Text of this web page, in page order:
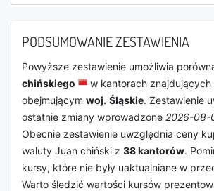
PODSUMOWANIE ZESTAWIENIA
Powyższe zestawienie umożliwia
chińskiego
w kantorach znajdujących
obejmującym woj. Śląskie. Zestawienie
ostatnie zmiany wprowadzone 2026-08-
Obecnie zestawienie uwzględnia ceny
waluty Juan chiński z 38 kantorów.
kursy, które nie były uaktualniane w
Warto śledzić wartości kursów